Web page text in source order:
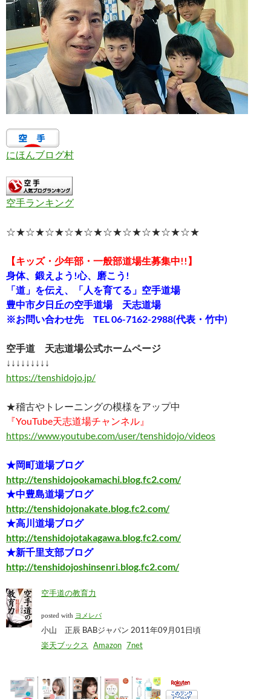
にほんブログ村
空手ランキング
☆★☆★☆★☆★☆★☆★☆★☆★☆★☆★
【キッズ・少年部・一般部道場生募集中!!】
身体、鍛えよう!心、磨こう!
「道」を伝え、「人を育てる」空手道場
豊中市夕日丘の空手道場 天志道場
※お問い合わせ先 TEL 06-7162-2988(代表・竹中)
空手道 天志道場公式ホームページ
↓↓↓↓↓↓↓↓↓
https://tenshidojo.jp/
★稽古やトレーニングの模様をアップ中
『YouTube天志道場チャンネル』
https://www.youtube.com/user/tenshidojo/videos
★岡町道場ブログ
http://tenshidojookamachi.blog.fc2.com/
★中豊島道場ブログ
http://tenshidojonakate.blog.fc2.com/
★高川道場ブログ
http://tenshidojotakagawa.blog.fc2.com/
★新千里支部ブログ
http://tenshidojoshinsenri.blog.fc2.com/
空手道の教育力
posted with ヨメレバ
小山 正辰 BABジャパン 2011年09月01日頃
楽天ブックス
Amazon 7net